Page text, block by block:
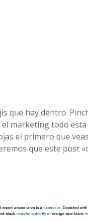
que hay dentro.
marketing todo
el primero que
que este post